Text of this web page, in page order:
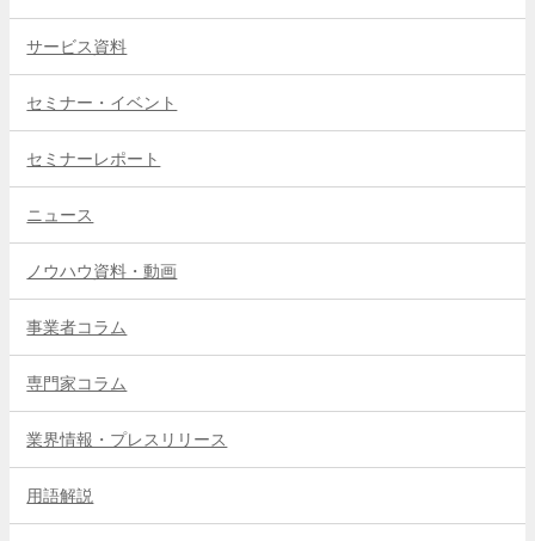
サービス資料
セミナー・イベント
セミナーレポート
ニュース
ノウハウ資料・動画
事業者コラム
専門家コラム
業界情報・プレスリリース
用語解説